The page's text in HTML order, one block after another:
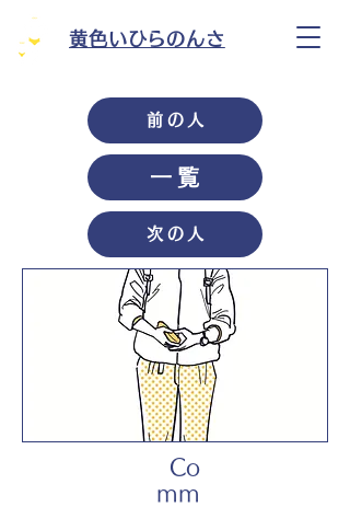
黄色いひらのんさ
前の人
一覧
次の人
Co
mm